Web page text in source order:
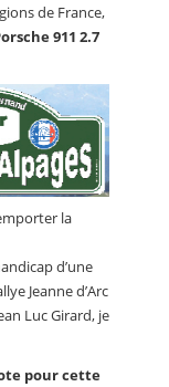
de France,
911 2.7
la
d’une
Jeanne d’Arc
Luc Girard, je
pour cette